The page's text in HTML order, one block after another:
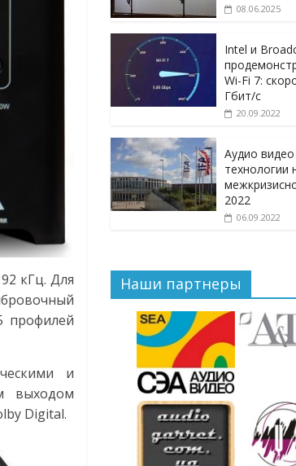
кГц. Для
профилей
и
выходом
Digital.
08.06.2025
Intel и
Wi-Fi 7:
Гбит/с
20.09.2022
Аудио видео
технологии
2022
06.09.2022
Наши партнеры